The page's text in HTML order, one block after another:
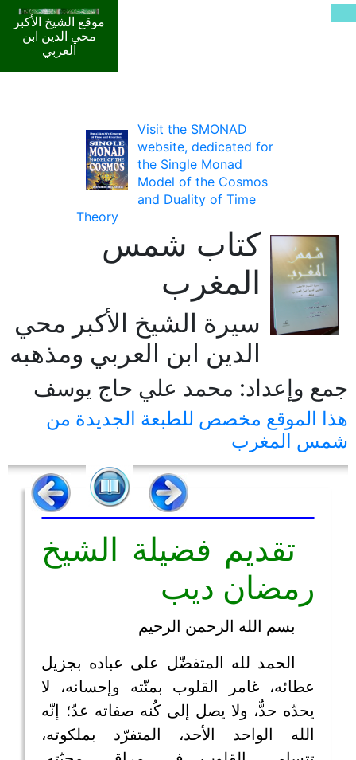
موقع الشيخ الأكبر
محي الدين ابن
العربي
Visit the SMONAD
website, dedicated for
the Single Monad
Model of the Cosmos
and Duality of Time
Theory
كتاب شمس
المغرب
سيرة الشيخ الأكبر محي
الدين ابن العربي ومذهبه
جمع وإعداد: محمد علي حاج يوسف
هذا الموقع مخصص للطبعة الجديدة من
شمس المغرب
تقديم فضيلة الشيخ
رمضان ديب
بسم الله الرحمن الرحيم
الحمد لله المتفضّل على عباده بجزيل
عطائه، غامر القلوب بمنّته وإحسانه، لا
يحدّه حدٌّ، ولا يصل إلى كُنه صفاته عدّ؛ إنّه
الله الواحد الأحد، المتفرّد بملكوته،